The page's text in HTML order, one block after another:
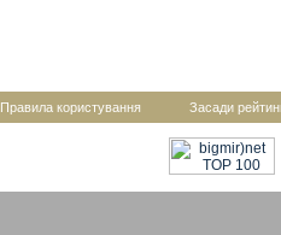
Правила користування Засади